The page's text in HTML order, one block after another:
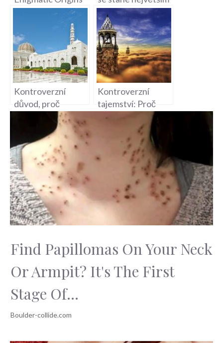
of Islam: Surprising
Facts Revealed
náboženstvím! Je
to možné?
Kontroverzní
důvod, proč
muslimové mají
fobii založenou ve
stromech
Kontroverzní
tajemství: Proč
muslimové odmítají
obrazy v mešitách?
Find Papillomas On Your Neck
Or Armpit? It's The First
Stage Of...